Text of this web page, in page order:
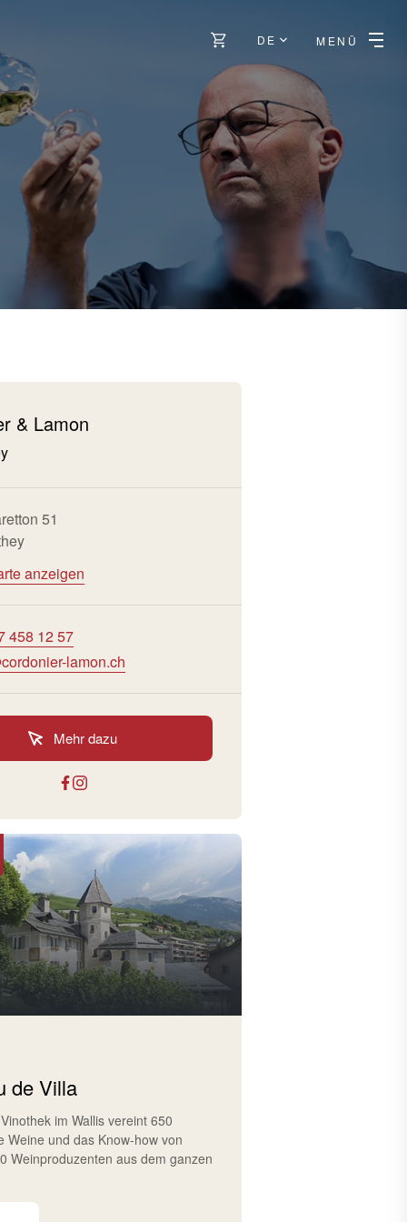
DE MENÜ
& Lamon
51
anzeigen
458 12 57
lamon.ch
Mehr dazu
de Villa
im Wallis vereint 650
Weine und das Know-how von
Weinproduzenten aus dem ganzen